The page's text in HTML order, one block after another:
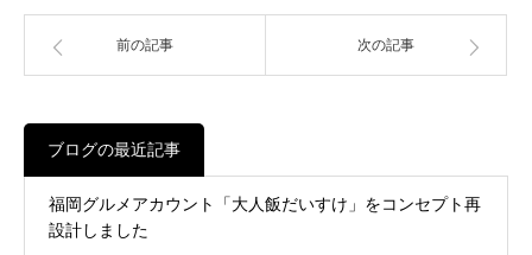
前の記事 次の記事
ブログの最近記事
福岡グルメアカウント「大人飯だいすけ」をコンセプト再
設計しました